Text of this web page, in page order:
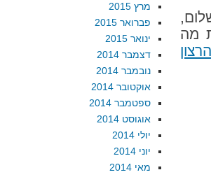
מה
מרץ 2015
פברואר 2015
ינואר 2015
דצמבר 2014
נובמבר 2014
אוקטובר 2014
ספטמבר 2014
אוגוסט 2014
יולי 2014
יוני 2014
מאי 2014